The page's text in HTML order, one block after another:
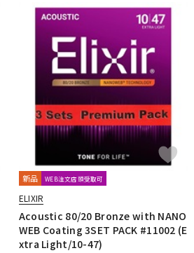
新品 WEB注文店頭受取可
ELIXIR
Acoustic 80/20 Bronze with NANO
WEB Coating 3SET PACK #11002 (E
xtra Light/10-47)